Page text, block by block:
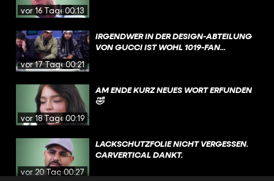
vor 16 Tagen00:13
vor 17 Tagen00:21
IRGENDWER IN DER DESIGN-ABTEILUNG
VON GUCCI IST WOHL 1019-FAN...
vor 18 Tagen00:19
AM ENDE KURZ NEUES WORT ERFUNDEN
🤣
vor 20 Tagen00:27
LACKSCHUTZFOLIE NICHT VERGESSEN.
CARVERTICAL DANKT.